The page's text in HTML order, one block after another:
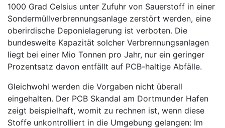
1000 Grad Celsius unter Zufuhr von Sauerstoff in einer
Sondermüllverbrennungsanlage zerstört werden, eine
oberirdische Deponielagerung ist verboten. Die
bundesweite Kapazität solcher Verbrennungsanlagen
liegt bei einer Mio Tonnen pro Jahr, nur ein geringer
Prozentsatz davon entfällt auf PCB-haltige Abfälle.
Gleichwohl werden die Vorgaben nicht überall
eingehalten. Der PCB Skandal am Dortmunder Hafen
zeigt beispielhaft, womit zu rechnen ist, wenn diese
Stoffe unkontrolliert in die Umgebung gelangen: Im